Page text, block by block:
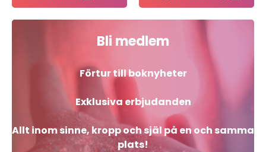
Bli medlem
Förtur till boknyheter
Exklusiva erbjudanden
Allt inom sinne, kropp och själ på en och samma
plats!